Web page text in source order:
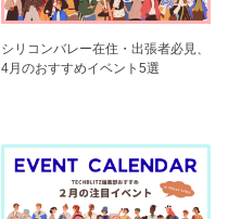
シリコンバレー在住・出張者必見、
4月のおすすめイベント5選